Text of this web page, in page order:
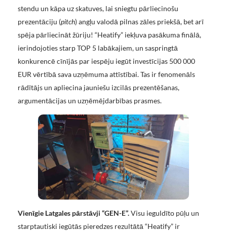
stendu un kāpa uz skatuves, lai sniegtu pārliecinošu
prezentāciju (pitch) angļu valodā pilnas zāles priekšā, bet arī
spēja pārliecināt žūriju! “Heatify” iekļuva pasākuma finālā,
ierindojoties starp TOP 5 labākajiem, un saspringtā
konkurencē cīnījās par iespēju iegūt investīcijas 500 000
EUR vērtībā sava uzņēmuma attīstībai. Tas ir fenomenāls
rādītājs un apliecina jauniešu izcilās prezentēšanas,
argumentācijas un uzņēmējdarbības prasmes.
Vienīgie Latgales pārstāvji “GEN-E”.Visu ieguldīto pūļu un
starptautiski iegūtās pieredzes rezultātā “Heatify” ir